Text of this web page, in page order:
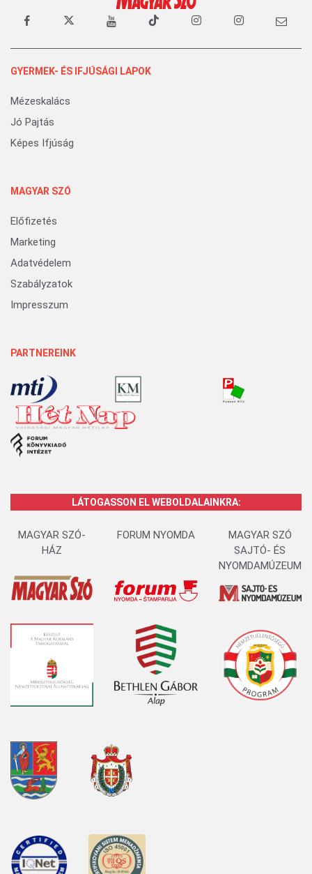
GYERMEK- ÉS IFJÚSÁGI LAPOK
Mézeskalács
Jó Pajtás
Képes Ifjúság
MAGYAR SZÓ
Előfizetés
Marketing
Adatvédelem
Szabályzatok
Impresszum
PARTNEREINK
LÁTOGASSON EL WEBOLDALAINKRA:
MAGYAR SZÓ-
HÁZ
FORUM NYOMDA
MAGYAR SZÓ
SAJTÓ- ÉS
NYOMDAMÚZEUM